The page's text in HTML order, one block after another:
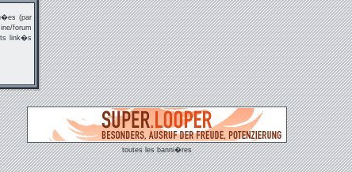
(par
forum
link�s
toutes les banni�res